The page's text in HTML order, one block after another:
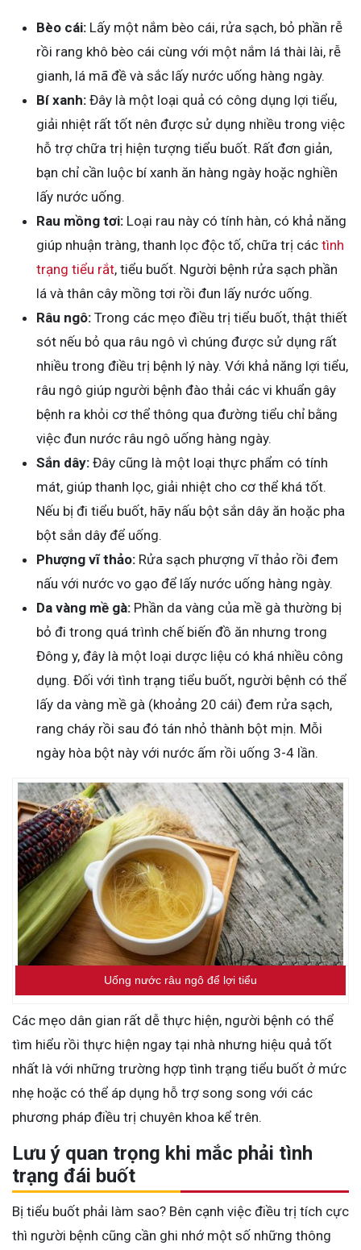
Bèo cái: Lấy một nắm bèo cái, rửa sạch, bỏ phần rễ
rồi rang khô bèo cái cùng với một nắm lá thài lài, rễ
gianh, lá mã đề và sắc lấy nước uống hàng ngày.
Bí xanh: Đây là một loại quả có công dụng lợi tiểu,
giải nhiệt rất tốt nên được sử dụng nhiều trong việc
hỗ trợ chữa trị hiện tượng tiểu buốt. Rất đơn giản,
bạn chỉ cần luộc bí xanh ăn hàng ngày hoặc nghiền
lấy nước uống.
Rau mồng tơi: Loại rau này có tính hàn, có khả năng
giúp nhuận tràng, thanh lọc độc tố, chữa trị các tình
trạng tiểu rắt, tiểu buốt. Người bệnh rửa sạch phần
lá và thân cây mồng tơi rồi đun lấy nước uống.
Râu ngô: Trong các mẹo điều trị tiểu buốt, thật thiết
sót nếu bỏ qua râu ngô vì chúng được sử dụng rất
nhiều trong điều trị bệnh lý này. Với khả năng lợi tiểu,
râu ngô giúp người bệnh đào thải các vi khuẩn gây
bệnh ra khỏi cơ thể thông qua đường tiểu chỉ bằng
việc đun nước râu ngô uống hàng ngày.
Sắn dây: Đây cũng là một loại thực phẩm có tính
mát, giúp thanh lọc, giải nhiệt cho cơ thể khá tốt.
Nếu bị đi tiểu buốt, hãy nấu bột sắn dây ăn hoặc pha
bột sắn dây để uống.
Phượng vĩ thảo: Rửa sạch phượng vĩ thảo rồi đem
nấu với nước vo gạo để lấy nước uống hàng ngày.
Da vàng mề gà: Phần da vàng của mề gà thường bị
bỏ đi trong quá trình chế biến đồ ăn nhưng trong
Đông y, đây là một loại dược liệu có khá nhiều công
dụng. Đối với tình trạng tiểu buốt, người bệnh có thể
lấy da vàng mề gà (khoảng 20 cái) đem rửa sạch,
rang cháy rồi sau đó tán nhỏ thành bột mịn. Mỗi
ngày hòa bột này với nước ấm rồi uống 3-4 lần.
Uống nước râu ngô để lợi tiểu
Các mẹo dân gian rất dễ thực hiện, người bệnh có thể
tìm hiểu rồi thực hiện ngay tại nhà nhưng hiệu quả tốt
nhất là với những trường hợp tình trạng tiểu buốt ở mức
nhẹ hoặc có thể áp dụng hỗ trợ song song với các
phương pháp điều trị chuyên khoa kể trên.
Lưu ý quan trọng khi mắc phải tình
trạng đái buốt
Bị tiểu buốt phải làm sao? Bên cạnh việc điều trị tích cực
thì người bệnh cũng cần ghi nhớ một số những thông